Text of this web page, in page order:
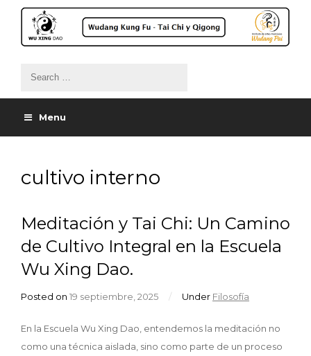
Menu
cultivo interno
Meditación y Tai Chi: Un Camino
de Cultivo Integral en la Escuela
Wu Xing Dao.
Posted on 19 septiembre, 2025 / Under Filosofía
En la Escuela Wu Xing Dao, entendemos la meditación no
como una técnica aislada, sino como parte de un proceso